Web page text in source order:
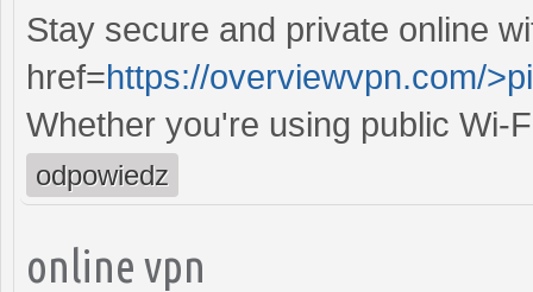
Stay secure and private online
href=https://overviewvpn.com/
Whether you're using public Wi-
odpowiedz
online vpn